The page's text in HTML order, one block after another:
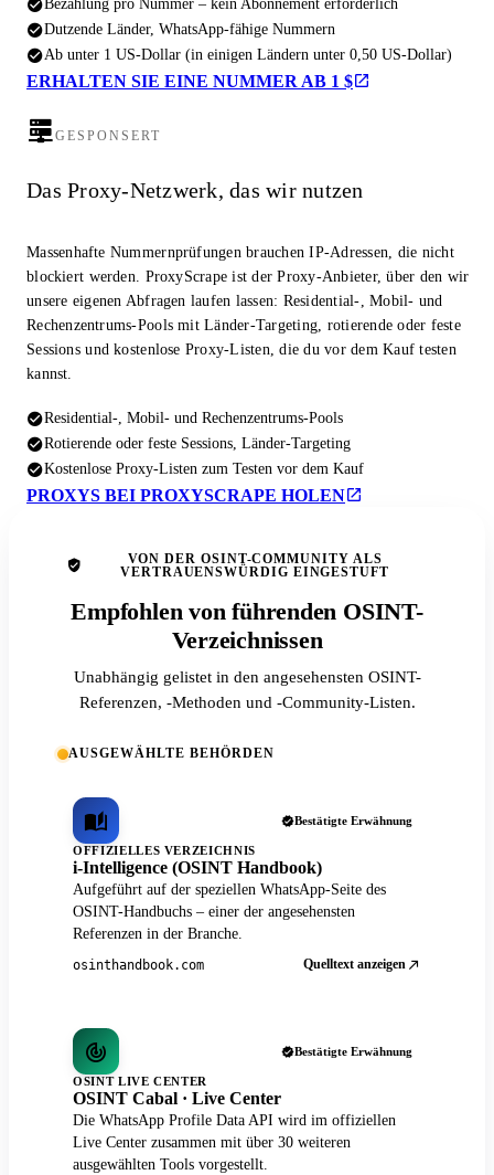
Dutzende Länder, WhatsApp-fähige Nummern
Ab unter 1 US-Dollar (in einigen Ländern unter 0,50 US-Dollar)
ERHALTEN SIE EINE NUMMER AB 1 $
GESPONSERT
Das Proxy-Netzwerk, das wir nutzen
Massenhafte Nummernprüfungen brauchen IP-Adressen, die nicht
blockiert werden. ProxyScrape ist der Proxy-Anbieter, über den wir
unsere eigenen Abfragen laufen lassen: Residential-, Mobil- und
Rechenzentrums-Pools mit Länder-Targeting, rotierende oder feste
Sessions und kostenlose Proxy-Listen, die du vor dem Kauf testen
kannst.
Residential-, Mobil- und Rechenzentrums-Pools
Rotierende oder feste Sessions, Länder-Targeting
Kostenlose Proxy-Listen zum Testen vor dem Kauf
PROXYS BEI PROXYSCRAPE HOLEN
VON DER OSINT-COMMUNITY ALS
VERTRAUENSWÜRDIG EINGESTUFT
Empfohlen von führenden OSINT-
Verzeichnissen
Unabhängig gelistet in den angesehensten OSINT-
Referenzen, -Methoden und -Community-Listen.
AUSGEWÄHLTE BEHÖRDEN
Bestätigte Erwähnung
OFFIZIELLES VERZEICHNIS
i-Intelligence (OSINT Handbook)
Aufgeführt auf der speziellen WhatsApp-Seite des
OSINT-Handbuchs – einer der angesehensten
Referenzen in der Branche.
osinthandbook.com Quelltext anzeigen
Bestätigte Erwähnung
OSINT LIVE CENTER
OSINT Cabal · Live Center
Die WhatsApp Profile Data API wird im offiziellen
Live Center zusammen mit über 30 weiteren
ausgewählten Tools vorgestellt.